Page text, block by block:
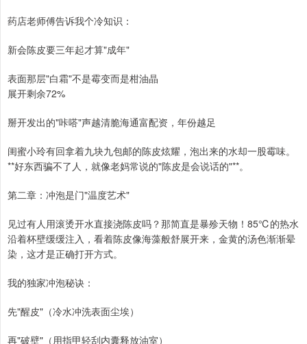
药店老师傅告诉我个冷知识：
新会陈皮要三年起才算"成年"
表面那层"白霜"不是霉变而是柑油晶
展开剩余72%
掰开发出的"咔嗒"声越清脆海通富配资，年份越足
闺蜜小玲有回拿着九块九包邮的陈皮炫耀，泡出来的水却一股霉味。
**好东西骗不了人，就像老妈常说的"陈皮是会说话的"**。
第二章：冲泡是门"温度艺术"
见过有人用滚烫开水直接浇陈皮吗？那简直是暴殄天物！85℃的热水
沿着杯壁缓缓注入，看着陈皮像海藻般舒展开来，金黄的汤色渐渐晕
染，这才是正确打开方式。
我的独家冲泡秘诀：
先"醒皮"（冷水冲洗表面尘埃）
再"破壁"（用指甲轻刮内囊释放油室）